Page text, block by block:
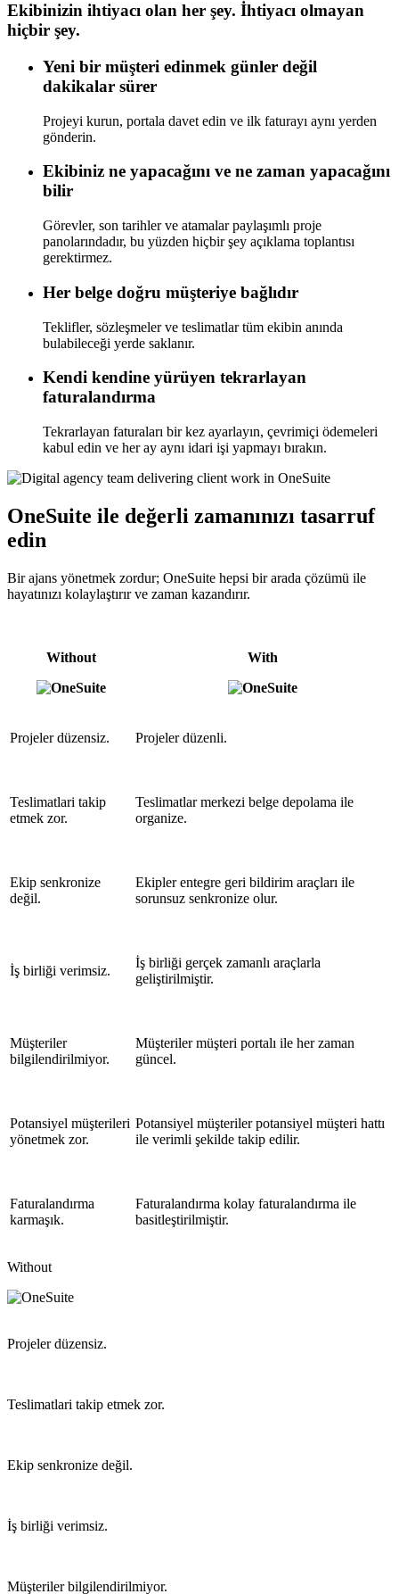
Ekibinizin ihtiyacı olan her şey. İhtiyacı olmayan
hiçbir şey.
Yeni bir müşteri edinmek günler değil
dakikalar sürer
Projeyi kurun, portala davet edin ve ilk faturayı aynı yerden
gönderin.
Ekibiniz ne yapacağını ve ne zaman yapacağını
bilir
Görevler, son tarihler ve atamalar paylaşımlı proje
panolarındadır, bu yüzden hiçbir şey açıklama toplantısı
gerektirmez.
Her belge doğru müşteriye bağlıdır
Teklifler, sözleşmeler ve teslimatlar tüm ekibin anında
bulabileceği yerde saklanır.
Kendi kendine yürüyen tekrarlayan
faturalandırma
Tekrarlayan faturaları bir kez ayarlayın, çevrimiçi ödemeleri
kabul edin ve her ay aynı idari işi yapmayı bırakın.
OneSuite ile değerli zamanınızı tasarruf
edin
Bir ajans yönetmek zordur; OneSuite hepsi bir arada çözümü ile
hayatınızı kolaylaştırır ve zaman kazandırır.
Without With
Projeler düzensiz. Projeler düzenli.
Teslimatlari takip
etmek zor.
Teslimatlar merkezi belge depolama ile
organize.
Ekip senkronize
değil.
Ekipler entegre geri bildirim araçları ile
sorunsuz senkronize olur.
İş birliği verimsiz.
İş birliği gerçek zamanlı araçlarla
geliştirilmiştir.
Müşteriler
bilgilendirilmiyor.
Müşteriler müşteri portalı ile her zaman
güncel.
Potansiyel müşterileri
yönetmek zor.
Potansiyel müşteriler potansiyel müşteri hattı
ile verimli şekilde takip edilir.
Faturalandırma
karmaşık.
Faturalandırma kolay faturalandırma ile
basitleştirilmiştir.
Without
Projeler düzensiz.
Teslimatlari takip etmek zor.
Ekip senkronize değil.
İş birliği verimsiz.
Müşteriler bilgilendirilmiyor.